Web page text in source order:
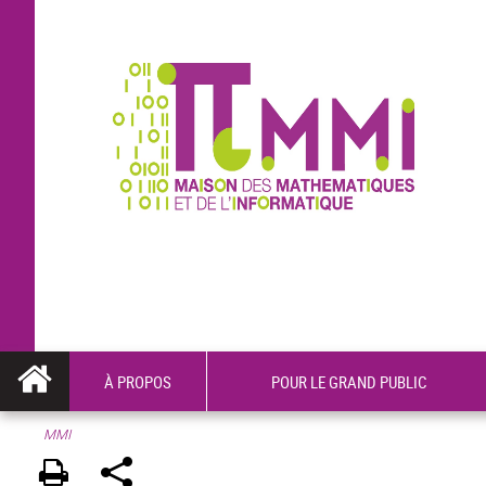
À PROPOS POUR LE GRAND PUBLIC
MMI